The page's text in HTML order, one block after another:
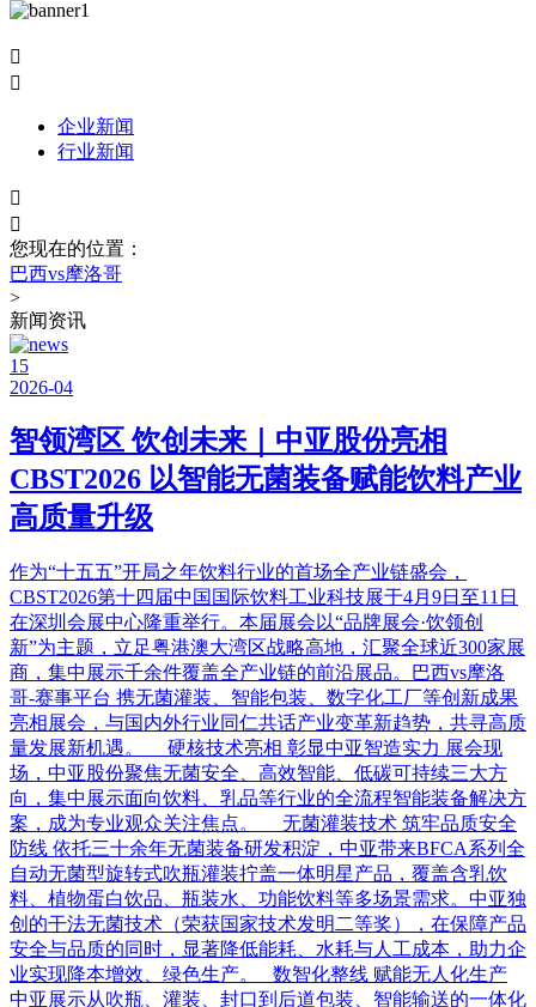


企业新闻
行业新闻


您现在的位置：
巴西vs摩洛哥
>
新闻资讯
15
2026-04
智领湾区 饮创未来｜中亚股份亮相
CBST2026 以智能无菌装备赋能饮料产业
高质量升级
作为“十五五”开局之年饮料行业的首场全产业链盛会，
CBST2026第十四届中国国际饮料工业科技展于4月9日至11日
在深圳会展中心隆重举行。本届展会以“品牌展会·饮领创
新”为主题，立足粤港澳大湾区战略高地，汇聚全球近300家展
商，集中展示千余件覆盖全产业链的前沿展品。巴西vs摩洛
哥-赛事平台 携无菌灌装、智能包装、数字化工厂等创新成果
亮相展会，与国内外行业同仁共话产业变革新趋势，共寻高质
量发展新机遇。 硬核技术亮相 彰显中亚智造实力 展会现
场，中亚股份聚焦无菌安全、高效智能、低碳可持续三大方
向，集中展示面向饮料、乳品等行业的全流程智能装备解决方
案，成为专业观众关注焦点。 无菌灌装技术 筑牢品质安全
防线 依托三十余年无菌装备研发积淀，中亚带来BFCA系列全
自动无菌型旋转式吹瓶灌装拧盖一体明星产品，覆盖含乳饮
料、植物蛋白饮品、瓶装水、功能饮料等多场景需求。中亚独
创的干法无菌技术（荣获国家技术发明二等奖），在保障产品
安全与品质的同时，显著降低能耗、水耗与人工成本，助力企
业实现降本增效、绿色生产。 数智化整线 赋能无人化生产
中亚展示从吹瓶、灌装、封口到后道包装、智能输送的一体化